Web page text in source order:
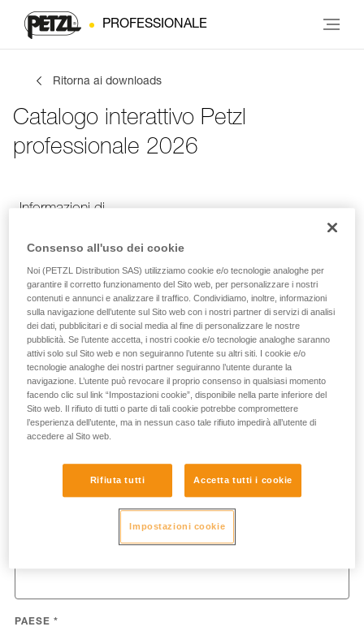
PROFESSIONALE
Ritorna ai downloads
Catalogo interattivo Petzl
professionale 2026
Informazioni di
Informazioni di contatto
Inserisci i tuoi dati di contatto
NOME
PAESE *
Consenso all'uso dei cookie
Noi (PETZL Distribution SAS) utilizziamo cookie e/o tecnologie analoghe per
garantire il corretto funzionamento del Sito web, per personalizzare i nostri
contenuti e annunci e analizzare il traffico. Condividiamo, inoltre, informazioni
sulla navigazione dell’utente sul Sito web con i nostri partner di servizi di analisi
dei dati, pubblicitari e di social media al fine di personalizzare le nostre
pubblicità. Se l’utente accetta, i nostri cookie e/o tecnologie analoghe saranno
attivi solo sul Sito web e non seguiranno l’utente su altri siti. I cookie e/o
tecnologie analoghe dei nostri partner seguiranno l’utente durante la
navigazione. L’utente può revocare il proprio consenso in qualsiasi momento
facendo clic sul link “Impostazioni cookie”, disponibile nella parte inferiore del
Sito web. Il rifiuto di tutti o parte di tali cookie potrebbe compromettere
l’esperienza dell’utente, ma in nessun caso tale rifiuto impedirà all’utente di
accedere al Sito web.
Rifiuta tutti Accetta tutti i cookie
Impostazioni cookie